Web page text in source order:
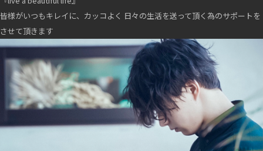
皆様がいつもキレイに、カッコよく 日々の生活を送って頂く為のサポートを
させて頂きます